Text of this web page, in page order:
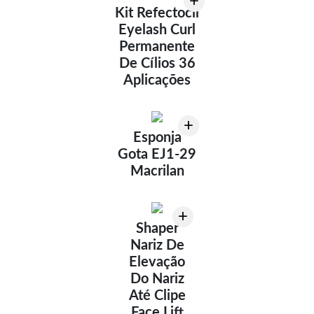
Kit Refectocil
Eyelash Curl
Permanente
De Cílios 36
Aplicações
+
Esponja
Gota EJ1-29
Macrilan
+
Shaper
Nariz De
Elevação
Do Nariz
Até Clipe